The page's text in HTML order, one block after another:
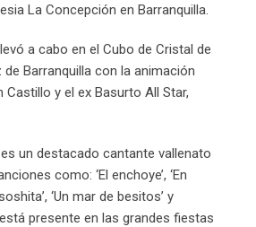
La Concepción en Barranquilla.
a cabo en el Cubo de Cristal de
de Barranquilla con la animación
Castillo y el ex Basurto All Star,
un destacado cantante vallenato
como: ‘El enchoye’, ‘En
‘Un mar de besitos’ y
está presente en las grandes fiestas